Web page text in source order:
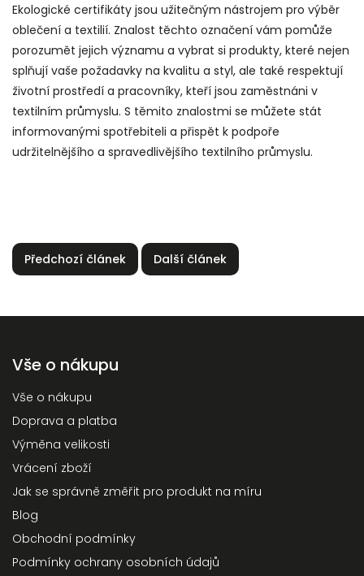
Ekologické certifikáty jsou užitečným nástrojem pro výběr
oblečení a textilií. Znalost těchto označení vám pomůže
porozumět jejich významu a vybrat si produkty, které nejen
splňují vaše požadavky na kvalitu a styl, ale také respektují
životní prostředí a pracovníky, kteří jsou zaměstnáni v
textilním průmyslu. S těmito znalostmi se můžete stát
informovanými spotřebiteli a přispět k podpoře
udržitelnějšího a spravedlivějšího textilního průmyslu.
Předchozí článek Další článek
Vše o nákupu
Vše o nákupu
Doprava a platba
Výměna velikosti
Vrácení zboží
Jak se správně změřit pro produkt na míru
Blog
Obchodní podmínky
Podmínky ochrany osobních údajů